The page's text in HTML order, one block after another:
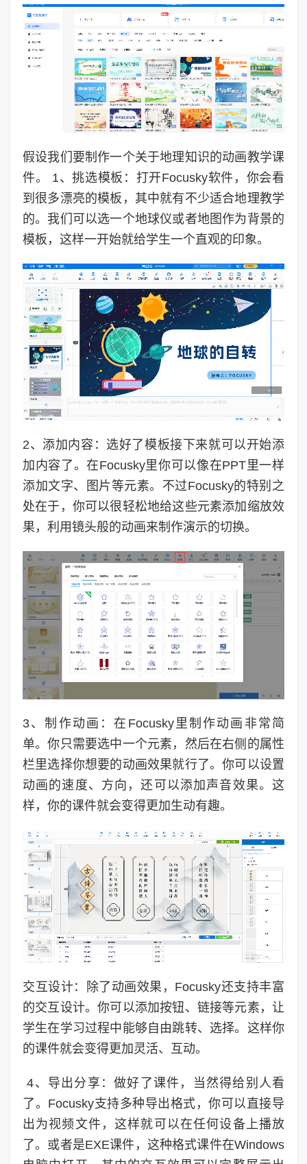
假设我们要制作一个关于地理知识的动画教学课
件。 1、挑选模板：打开Focusky软件，你会看
到很多漂亮的模板，其中就有不少适合地理教学
的。我们可以选一个地球仪或者地图作为背景的
模板，这样一开始就给学生一个直观的印象。
2、添加内容：选好了模板接下来就可以开始添
加内容了。在Focusky里你可以像在PPT里一样
添加文字、图片等元素。不过Focusky的特别之
处在于，你可以很轻松地给这些元素添加缩放效
果，利用镜头般的动画来制作演示的切换。
3、制作动画：在Focusky里制作动画非常简
单。你只需要选中一个元素，然后在右侧的属性
栏里选择你想要的动画效果就行了。你可以设置
动画的速度、方向，还可以添加声音效果。这
样，你的课件就会变得更加生动有趣。
交互设计：除了动画效果，Focusky还支持丰富
的交互设计。你可以添加按钮、链接等元素，让
学生在学习过程中能够自由跳转、选择。这样你
的课件就会变得更加灵活、互动。
4、导出分享：做好了课件，当然得给别人看
了。Focusky支持多种导出格式，你可以直接导
出为视频文件，这样就可以在任何设备上播放
了。或者是EXE课件，这种格式课件在Windows